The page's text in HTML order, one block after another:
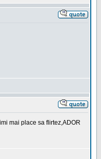
mai place sa flirtez,ADOR